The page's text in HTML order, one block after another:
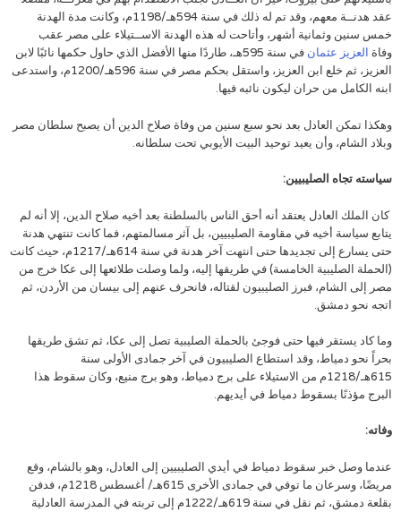
عقد هدنــة معهم، وقد تم له ذلك في سنة 594هـ/1198م، وكانت مدة الهدنة
خمس سنين وثمانية أشهر، وأتاحت له هذه الهدنة الاســتيلاء على مصر عقب
وفاة العزيز عثمان
في سنة 595هـ، طاردًا منها الأفضل الذي حاول حكمها نائبًا لابن
العزيز، ثم خلع ابن العزيز، واستقل بحكم مصر في سنة 596هـ/1200م، واستدعى
ابنه الكامل من حران ليكون نائبه فيها.
وهكذا تمكن العادل بعد نحو سبع سنين من وفاة صلاح الدين أن يصبح سلطان مصر
وبلاد الشام، وأن يعيد توحيد البيت الأيوبي تحت سلطانه.
سياسته تجاه الصليبيين:
كان الملك العادل يعتقد أنه أحق الناس بالسلطنة بعد أخيه صلاح الدين، إلا أنه لم
يتابع سياسة أخيه في مقاومة الصليبيين، بل آثر مسالمتهم، فما كانت تنتهي هدنة
حتى يسارع إلى تجديدها حتى انتهت آخر هدنة في سنة 614هـ/1217م، حيث كانت
(الحملة الصليبية الخامسة) في طريقها إليه، ولما وصلت طلائعها إلى عكا خرج من
مصر إلى الشام، فبرز الصليبيون لقتاله، فانحرف عنهم إلى بيسان من الأردن، ثم
اتجه نحو دمشق.
وما كاد يستقر فيها حتى فوجئ بالحملة الصليبية تصل إلى عكا، ثم تشق طريقها
بحراً نحو دمياط، وقد استطاع الصليبيون في آخر جمادى الأولى سنة
615هـ/1218م من الاستيلاء على برج دمياط، وهو برج منيع، وكان سقوط هذا
البرج مؤذنًا بسقوط دمياط في أيديهم.
وفاته:
عندما وصل خبر سقوط دمياط في أيدي الصليبيين إلى العادل، وهو بالشام، وقع
مريضًا، وسرعان ما توفي في جمادى الأخرى 615هـ/ أغسطس 1218م، فدفن
بقلعة دمشق، ثم نقل في سنة 619هـ/1222م إلى تربته في المدرسة العادلية